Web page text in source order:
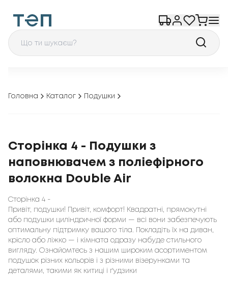
Головна Каталог Подушки
Сторінка 4 - Подушки з
наповнювачем з поліефірного
волокна Double Air
Сторінка 4 -
Привіт, подушки! Привіт, комфорт! Квадратні, прямокутні
або подушки циліндричної форми — всі вони забезпечують
оптимальну підтримку вашого тіла. Покладіть їх на диван,
крісло або ліжко — і кімната одразу набуде стильного
вигляду. Ознайомтесь з нашим широким асортиментом
подушок різних кольорів і з різними візерунками та
деталями, такими як китиці і ґудзики